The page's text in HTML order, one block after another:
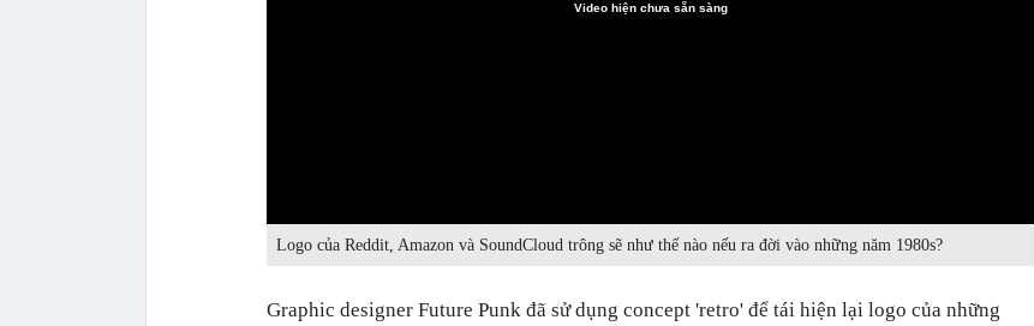
Video hiện chưa sẵn sàng
Logo của Reddit, Amazon và SoundCloud trông sẽ như thế nào nếu ra đời vào những năm 1980s?
Graphic designer Future Punk đã sử dụng concept 'retro' để tái hiện lại logo của những